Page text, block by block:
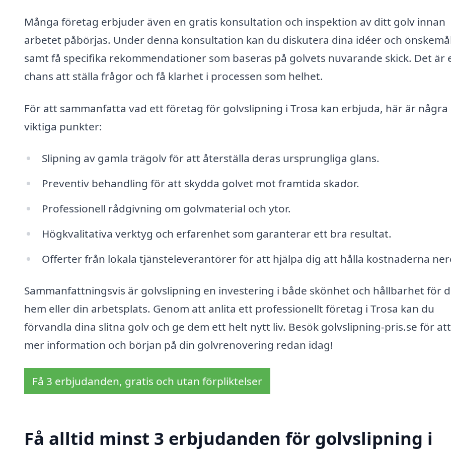
Många företag erbjuder även en gratis konsultation och inspektion av ditt golv innan
arbetet påbörjas. Under denna konsultation kan du diskutera dina idéer och
samt få specifika rekommendationer som baseras på golvets nuvarande skick. Det är
chans att ställa frågor och få klarhet i processen som helhet.
För att sammanfatta vad ett företag för golvslipning i Trosa kan erbjuda, här är några
viktiga punkter:
Slipning av gamla trägolv för att återställa deras ursprungliga glans.
Preventiv behandling för att skydda golvet mot framtida skador.
Professionell rådgivning om golvmaterial och ytor.
Högkvalitativa verktyg och erfarenhet som garanterar ett bra resultat.
Offerter från lokala tjänsteleverantörer för att hjälpa dig att hålla kostnaderna
Sammanfattningsvis är golvslipning en investering i både skönhet och hållbarhet för
hem eller din arbetsplats. Genom att anlita ett professionellt företag i Trosa kan du
förvandla dina slitna golv och ge dem ett helt nytt liv. Besök golvslipning-pris.se för
mer information och början på din golvrenovering redan idag!
Få 3 erbjudanden, gratis och utan förpliktelser
Få alltid minst 3 erbjudanden för golvslipning i